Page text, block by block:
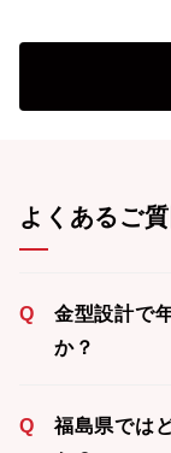
よくあるご
Q
金型設計で
か？
Q
福島県では